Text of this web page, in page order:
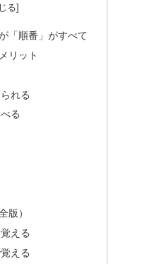
「順番」がすべて
リット
れる
る
版）
える
える